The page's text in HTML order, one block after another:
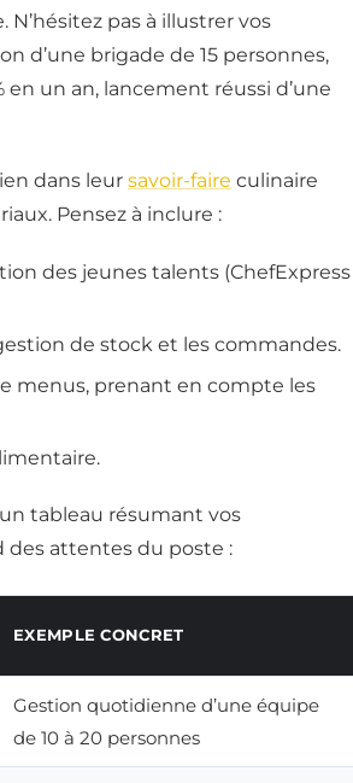
pas à illustrer vos
d’une brigade de 15 personnes,
un an, lancement réussi d’une
dans leur savoir-faire culinaire
Pensez à inclure :
des jeunes talents (ChefExpress
de stock et les commandes.
menus, prenant en compte les
tableau résumant vos
attentes du poste :
EXEMPLE CONCRET
Gestion quotidienne d’une équipe
de 10 à 20 personnes